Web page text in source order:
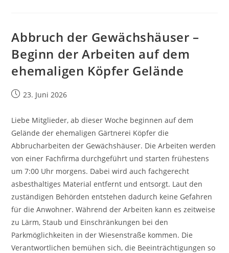
Abbruch der Gewächshäuser –
Beginn der Arbeiten auf dem
ehemaligen Köpfer Gelände
Beitrag23. Juni 2026
Liebe Mitglieder, ab dieser Woche beginnen auf dem
Gelände der ehemaligen Gärtnerei Köpfer die
Abbrucharbeiten der Gewächshäuser. Die Arbeiten werden
von einer Fachfirma durchgeführt und starten frühestens
um 7:00 Uhr morgens. Dabei wird auch fachgerecht
asbesthaltiges Material entfernt und entsorgt. Laut den
zuständigen Behörden entstehen dadurch keine Gefahren
für die Anwohner. Während der Arbeiten kann es zeitweise
zu Lärm, Staub und Einschränkungen bei den
Parkmöglichkeiten in der Wiesenstraße kommen. Die
Verantwortlichen bemühen sich, die Beeinträchtigungen so